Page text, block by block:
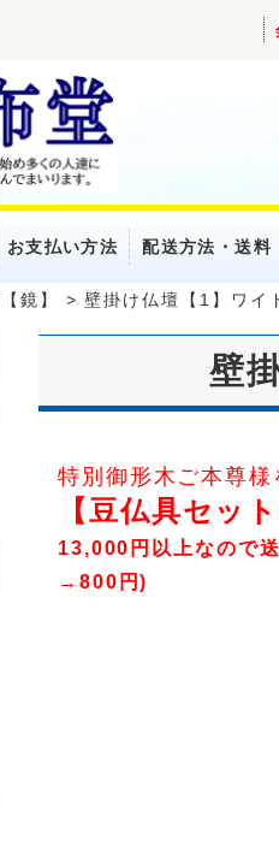
お支払い方法 配送方法・送料
鏡】 >壁掛け仏壇【1】ワ
壁
特別御形木ご本尊様
【豆仏具セッ
13,000円以上なので
→800円)